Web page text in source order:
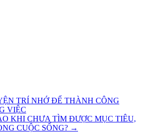
TRÍ NHỚ ĐỂ THÀNH CÔNG
VIỆC
KHI CHƯA TÌM ĐƯỢC MỤC TIÊU,
CUỘC SỐNG? →